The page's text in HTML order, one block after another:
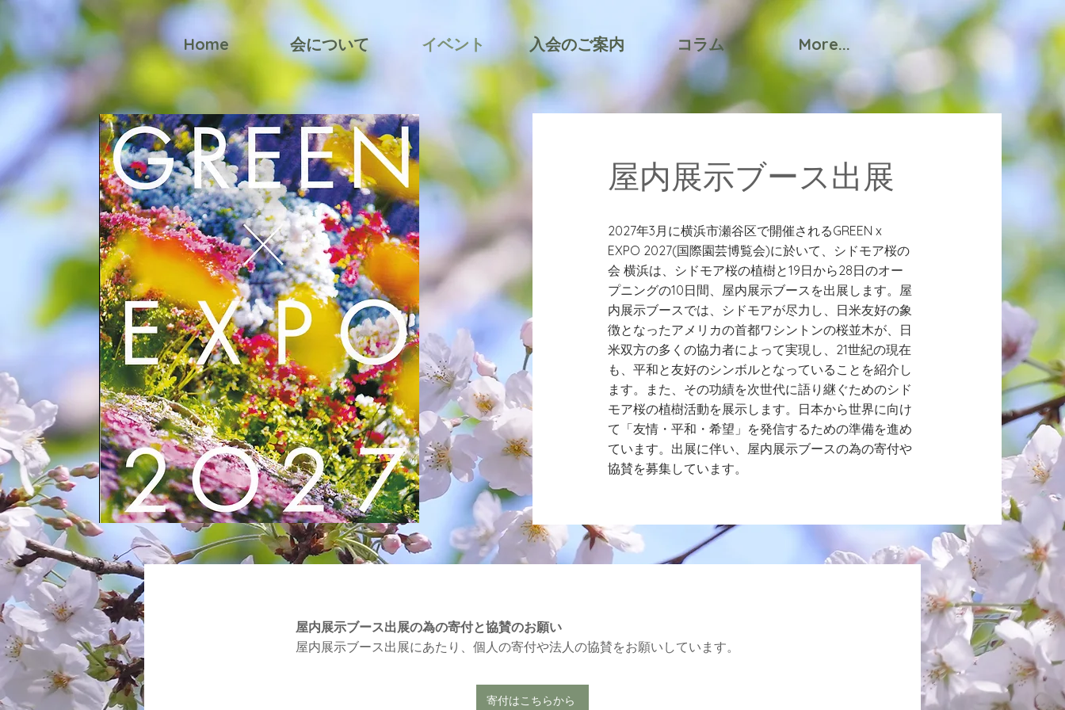
Home 会について イベント 入会のご案内 コラム More...
​屋内展示ブース出展
2027年3月に横浜市瀬谷区で開催されるGREEN x
EXPO 2027(国際園芸博覧会)に於いて、シドモア桜の
会 横浜は、シドモア桜の植樹と19日から28日のオー
プニングの10日間、屋内展示ブースを出展します。屋
内展示ブースでは、シドモアが尽力し、日米友好の象
徴となったアメリカの首都ワシントンの桜並木が、日
米双方の多くの協力者によって実現し、21世紀の現在
も、平和と友好のシンボルとなっていることを紹介し
ます。また、その功績を次世代に語り継ぐためのシド
モア桜の植樹活動を展示します。日本から世界に向け
て「友情・平和・希望」を発信するための準備を進め
ています。出展に伴い、屋内展示ブースの為の寄付や
協賛を募集しています。
屋内展示ブース出展の為の寄付と協賛のお願い
屋内展示ブース出展にあたり、個人の寄付や法人の協賛をお願いしています。
寄付はこちらから